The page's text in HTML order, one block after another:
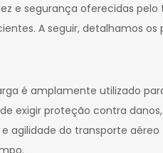
e segurança oferecidas
A seguir, detalhamos
é amplamente utilizado
de exigir proteção contra
agilidade do transporte